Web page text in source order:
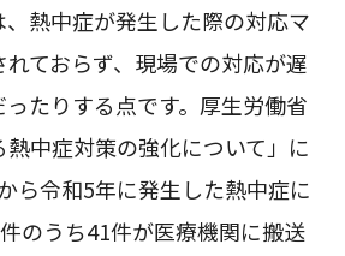
熱中症が発生した際の対応マ
ておらず、現場での対応が遅
たりする点です。厚生労働省
中症対策の強化について」に
ら令和5年に発生した熱中症に
のうち41件が医療機関に搬送